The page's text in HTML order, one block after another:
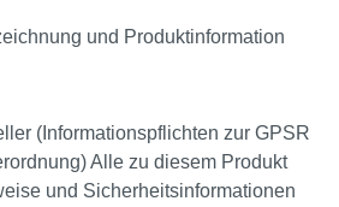
und Produktinformation
(Informationspflichten zur GPSR
Alle zu diesem Produkt
und Sicherheitsinformationen